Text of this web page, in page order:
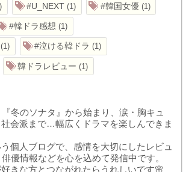
#U_NEXT 1 #韓国女優 1
#韓ドラ感想 1
1 #泣ける韓ドラ 1
韓ドラレビュー 1
冬のソナタ』から始まり、涙・胸キュ
会派まで…幅広くドラマを楽しんできま
う個人ブログで、感情を大切にしたレビュ
優情報などを心を込めて発信中です。
きな方とつながれたらうれしいです🌸